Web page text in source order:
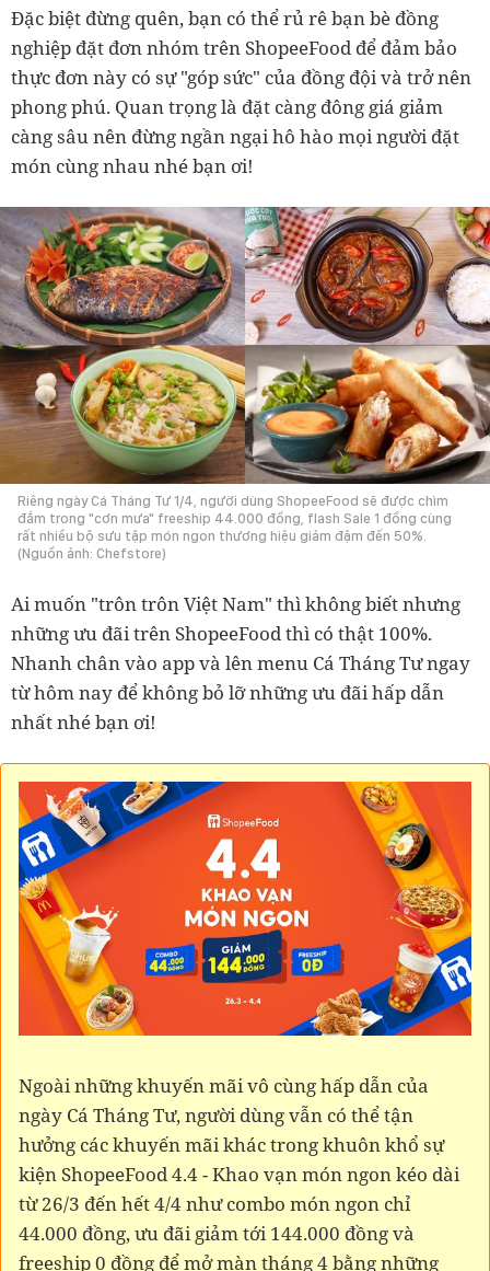
Đặc biệt đừng quên, bạn có thể rủ rê bạn bè đồng
nghiệp đặt đơn nhóm trên ShopeeFood để đảm bảo
thực đơn này có sự "góp sức" của đồng đội và trở nên
phong phú. Quan trọng là đặt càng đông giá giảm
càng sâu nên đừng ngần ngại hô hào mọi người đặt
món cùng nhau nhé bạn ơi!
Riêng ngày Cá Tháng Tư 1/4, người dùng ShopeeFood sẽ được chìm
đắm trong "cơn mưa" freeship 44.000 đồng, flash Sale 1 đồng cùng
rất nhiều bộ sưu tập món ngon thương hiệu giảm đậm đến 50%.
(Nguồn ảnh: Chefstore)
Ai muốn "trôn trôn Việt Nam" thì không biết nhưng
những ưu đãi trên ShopeeFood thì có thật 100%.
Nhanh chân vào app và lên menu Cá Tháng Tư ngay
từ hôm nay để không bỏ lỡ những ưu đãi hấp dẫn
nhất nhé bạn ơi!
Ngoài những khuyến mãi vô cùng hấp dẫn của
ngày Cá Tháng Tư, người dùng vẫn có thể tận
hưởng các khuyến mãi khác trong khuôn khổ sự
kiện ShopeeFood 4.4 - Khao vạn món ngon kéo dài
từ 26/3 đến hết 4/4 như combo món ngon chỉ
44.000 đồng, ưu đãi giảm tới 144.000 đồng và
freeship 0 đồng để mở màn tháng 4 bằng những